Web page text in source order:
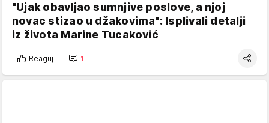
"Ujak obavljao sumnjive poslove, a njoj
novac stizao u džakovima": Isplivali detalji
iz života Marine Tucaković
Reaguj 1